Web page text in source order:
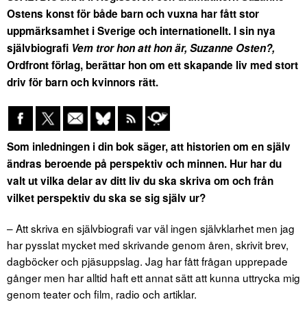
Ostens konst för både barn och vuxna har fått stor
uppmärksamhet i Sverige och internationellt. I sin nya
självbiografi Vem tror hon att hon är, Suzanne Osten?,
Ordfront förlag, berättar hon om ett skapande liv med stort
driv för barn och kvinnors rätt.
Som inledningen i din bok säger, att historien om en själv
ändras beroende på perspektiv och minnen. Hur har du
valt ut vilka delar av ditt liv du ska skriva om och från
vilket perspektiv du ska se sig själv ur?
– Att skriva en självbiografi var väl ingen självklarhet men jag
har pysslat mycket med skrivande genom åren, skrivit brev,
dagböcker och pjäsuppslag. Jag har fått frågan upprepade
gånger men har alltid haft ett annat sätt att kunna uttrycka mig
genom teater och film, radio och artiklar.